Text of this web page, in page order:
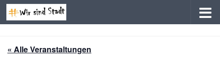
Zum Inhalt springen
« Alle Veranstaltungen